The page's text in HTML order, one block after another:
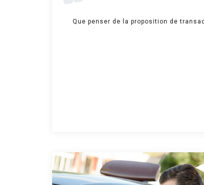
Que penser de la proposition de